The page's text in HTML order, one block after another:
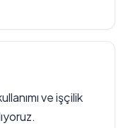
ve işçilik